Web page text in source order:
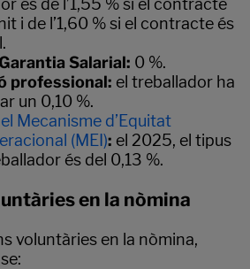
és de l’1,55 % si el contracte
i de l’1,60 % si el contracte és
Salarial: 0 %.
professional: el treballador ha
un 0,10 %.
Mecanisme d’Equitat
(MEI): el 2025, el tipus
és del 0,13 %.
en la nòmina
voluntàries en la nòmina,